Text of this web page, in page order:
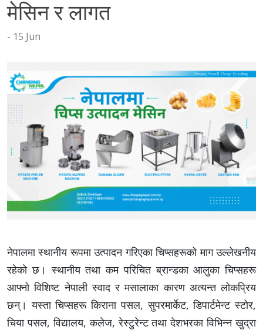
मेसिन र लागत
15 Jun
नेपालमा स्थानीय रूपमा उत्पादन गरिएका चिप्सहरूको माग उल्लेखनीय
रहेको छ। स्थानीय तथा कम परिचित ब्रान्डका आलुका चिप्सहरू
आफ्नो विशिष्ट नेपाली स्वाद र मसालाका कारण अत्यन्त लोकप्रिय
छन्। यस्ता चिप्सहरू किराना पसल, सुपरमार्केट, डिपार्टमेन्ट स्टोर,
चिया पसल, विद्यालय, कलेज, रेस्टुरेन्ट तथा देशभरका विभिन्न खुद्रा